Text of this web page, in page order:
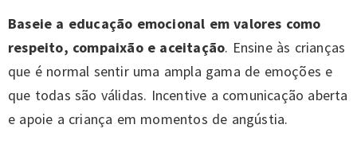
Baseie a educação emocional em valores como
respeito, compaixão e aceitação. Ensine às crianças
que é normal sentir uma ampla gama de emoções e
que todas são válidas. Incentive a comunicação aberta
e apoie a criança em momentos de angústia.